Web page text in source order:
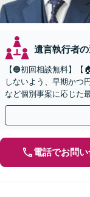
遺言執行者
【🟠初回相談無料】
しないよう、早期かつ
など個別事案に応じた
る遺言書の効力も争い
電話でお問